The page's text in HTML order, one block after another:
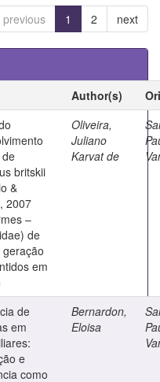
previous 1 2 next
Author(s)
britskii
&
2007
–
de
em
Oliveira,
Juliano
Karvat de
de
em
e
como
Bernardon,
Eloisa